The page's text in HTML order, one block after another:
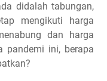
didalah tabungan,
mengikuti harga
dan harga
pandemi ini, berapa